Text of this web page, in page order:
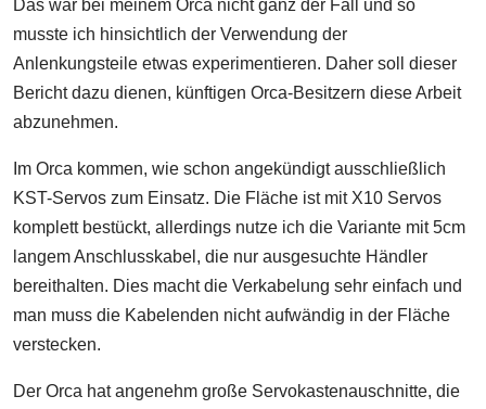
Das war bei meinem Orca nicht ganz der Fall und so
musste ich hinsichtlich der Verwendung der
Anlenkungsteile etwas experimentieren. Daher soll dieser
Bericht dazu dienen, künftigen Orca-Besitzern diese Arbeit
abzunehmen.
Im Orca kommen, wie schon angekündigt ausschließlich
KST-Servos zum Einsatz. Die Fläche ist mit X10 Servos
komplett bestückt, allerdings nutze ich die Variante mit 5cm
langem Anschlusskabel, die nur ausgesuchte Händler
bereithalten. Dies macht die Verkabelung sehr einfach und
man muss die Kabelenden nicht aufwändig in der Fläche
verstecken.
Der Orca hat angenehm große Servokastenauschnitte, die